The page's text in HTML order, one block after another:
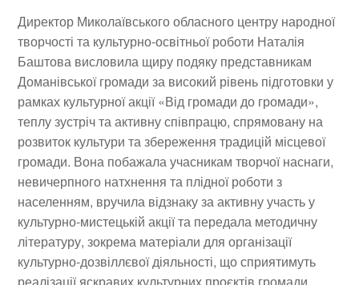
Директор Миколаївського обласного центру народної
творчості та культурно-освітньої роботи Наталія
Баштова висловила щиру подяку представникам
Доманівської громади за високий рівень підготовки у
рамках культурної акції «Від громади до громади»,
теплу зустріч та активну співпрацю, спрямовану на
розвиток культури та збереження традицій місцевої
громади. Вона побажала учасникам творчої наснаги,
невичерпного натхнення та плідної роботи з
населенням, вручила відзнаку за активну участь у
культурно-мистецькій акції та передала методичну
літературу, зокрема матеріали для організації
культурно-дозвіллєвої діяльності, що сприятимуть